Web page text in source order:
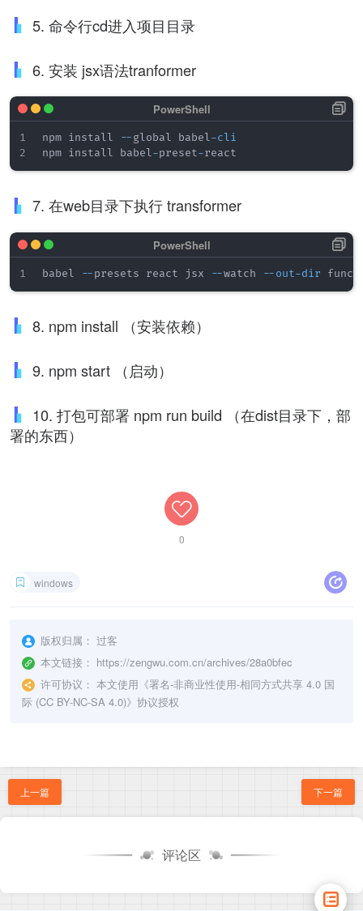
5. 命令行cd进入项目目录
6. 安装 jsx语法tranformer
npm install --global babel-cli
npm install babel-preset-
7. 在web目录下执行 transformer
babel --presets react jsx --watch --out-dir
8. npm install （安装依赖）
9. npm start （启动）
10. 打包可部署 npm run build （在dist目录下，部
署的东西）
0
windows
版权归属： 过客
本文链接： https://zengwu.com.cn/archives/28a0bfec
许可协议： 本文使用《署名-非商业性使用-相同方式共享 4.0 国
际 (CC BY-NC-SA 4.0)》协议授权
上一篇 下一篇
评论区